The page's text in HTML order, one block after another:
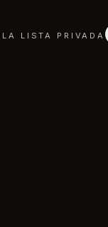
LA LISTA PRIVADA